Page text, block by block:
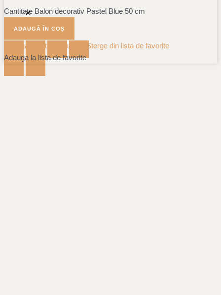
Cantitate Balon decorativ Pastel Blue 50 cm
ADAUGĂ ÎN COȘ
Adauga la lista de favorite
Sterge din lista de favorite
Adauga la lista de favorite